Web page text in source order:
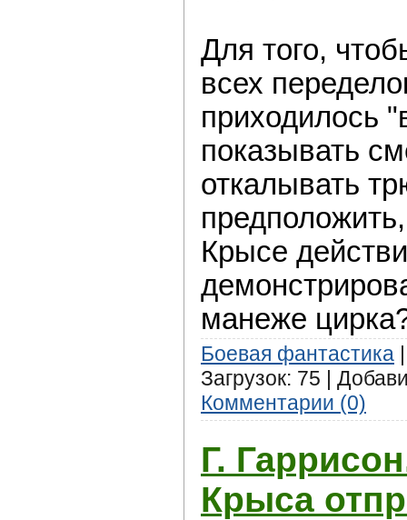
Для того,
всех
приходилось
показывать
откалывать
Крысе
манеже
Боевая фантастика
Загрузок: 75 |
Комментарии (0)
Г.
Крыса